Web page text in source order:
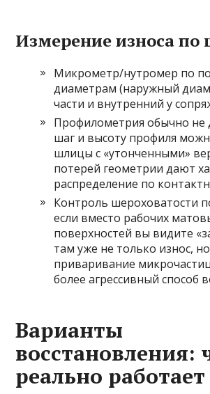
Измерение износа
Микрометр/нутромер по
диаметрам (наружный
части и внутренний у
Профилометрия обычно не
шаг и высоту профиля
шлицы с «утонченными»
потерей геометрии дают
распределение по
Контроль шероховатости
если вместо рабочих
поверхностей вы видите
там уже не только износ,
приваривание
более агрессивный способ
Варианты
восстановления:
реально работает